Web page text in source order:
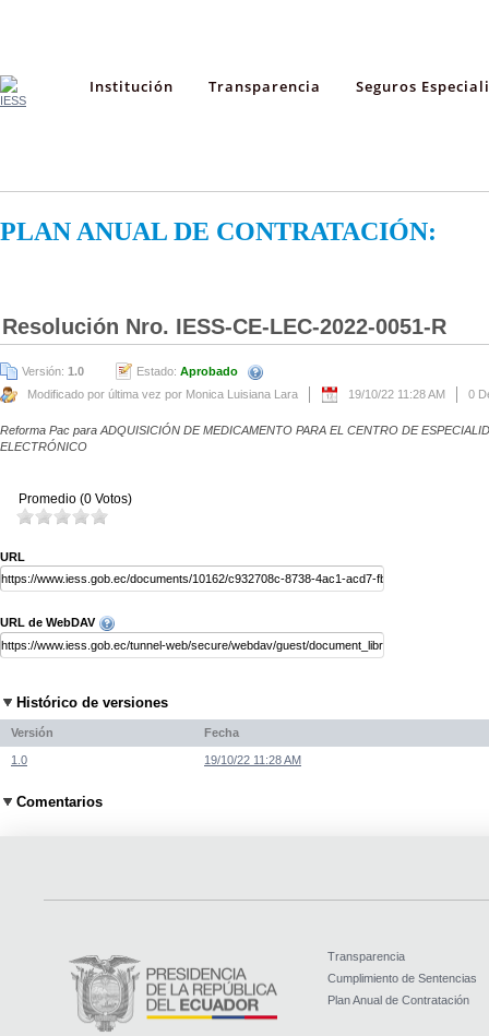
Institución Transparencia Seguros
PLAN ANUAL DE CONTRATACIÓN:
Resolución Nro. IESS-CE-LEC-2022-0051-R
Versión: 1.0 Estado: Aprobado
Modificado por última vez por Monica Luisiana Lara
19/10/22 11:28 AM 0
Reforma Pac para ADQUISICIÓN DE MEDICAMENTO PARA EL CENTRO DE
ELECTRÓNICO
Promedio (0 Votos)
URL
URL de WebDAV
Histórico de versiones
Versión Fecha
1.0 19/10/22 11:28 AM
Comentarios
Transparencia
Cumplimiento de Sentencias
Plan Anual de Contratación